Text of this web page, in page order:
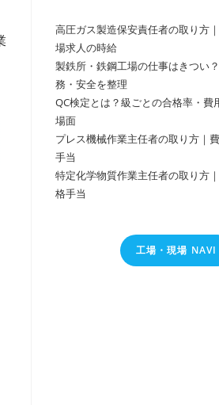
高圧ガス製造保安責任者の取り方
場求人の時給
製鉄所・鉄鋼工場の仕事はきつい
務・安全を整理
QC検定とは？級ごとの合格率・費
場面
プレス機械作業主任者の取り方｜
手当
特定化学物質作業主任者の取り方
格手当
工場・現場 NAVI